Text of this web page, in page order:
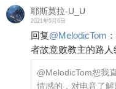
耶斯莫拉-U_U
2021年5月6日
回复@MelodicTom ：
者故意败教主的路人
@MelodicTom恕我
情感的，对电音了